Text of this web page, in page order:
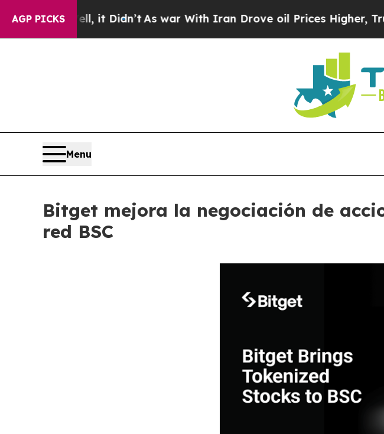
AGP PICKS
Well, it Didn’tAs war With Iran Drove oil Prices Higher, Trump
Menu
Bitget mejora la negociación de
red BSC